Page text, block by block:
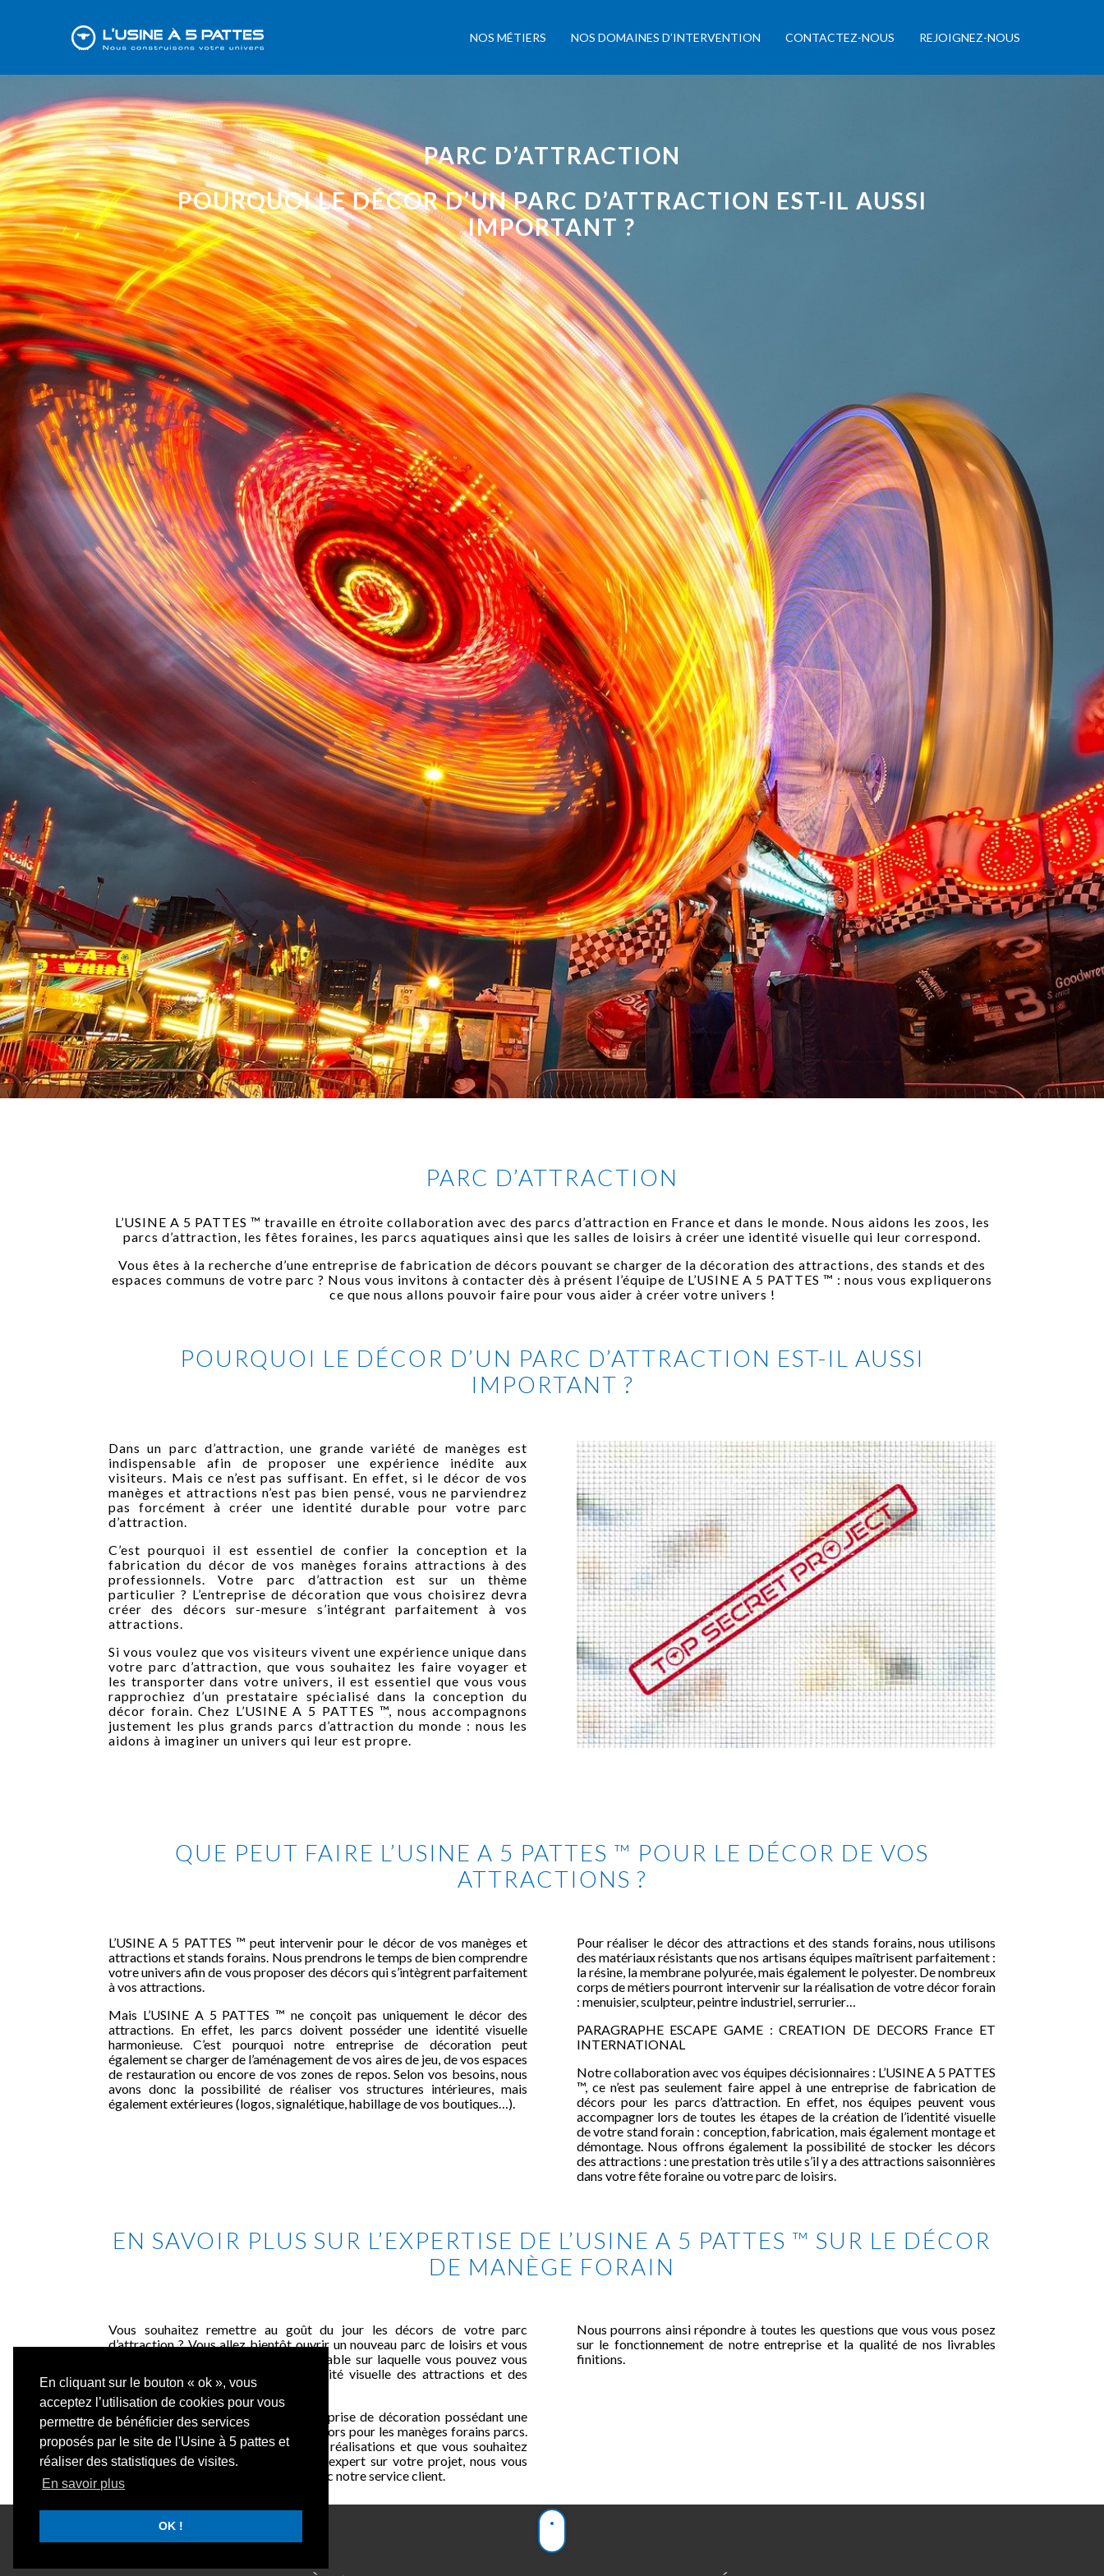
En cliquant sur le bouton « ok », vous
acceptez l’utilisation de cookies pour vous
permettre de bénéficier des services
proposés par le site de l'Usine à 5 pattes et
réaliser des statistiques de visites.
En savoir plus
OK !
NOS MÉTIERS NOS DOMAINES D’INTERVENTION CONTACTEZ-NOUS REJOIGNEZ-NOUS
PARC D’ATTRACTION
POURQUOI LE DÉCOR D’UN PARC D’ATTRACTION EST-IL AUSSI
IMPORTANT ?
PARC D’ATTRACTION
L’USINE A 5 PATTES ™ travaille en étroite collaboration avec des parcs d’attraction en France et dans le monde. Nous aidons les zoos, les
parcs d’attraction, les fêtes foraines, les parcs aquatiques ainsi que les salles de loisirs à créer une identité visuelle qui leur correspond.
Vous êtes à la recherche d’une entreprise de fabrication de décors pouvant se charger de la décoration des attractions, des stands et des
espaces communs de votre parc ? Nous vous invitons à contacter dès à présent l’équipe de L’USINE A 5 PATTES ™ : nous vous expliquerons
ce que nous allons pouvoir faire pour vous aider à créer votre univers !
POURQUOI LE DÉCOR D’UN PARC D’ATTRACTION EST-IL AUSSI
IMPORTANT ?
Dans un parc d’attraction, une grande variété de manèges est
indispensable afin de proposer une expérience inédite aux
visiteurs. Mais ce n’est pas suffisant. En effet, si le décor de vos
manèges et attractions n’est pas bien pensé, vous ne parviendrez
pas forcément à créer une identité durable pour votre parc
d’attraction.
C’est pourquoi il est essentiel de confier la conception et la
fabrication du décor de vos manèges forains attractions à des
professionnels. Votre parc d’attraction est sur un thème
particulier ? L’entreprise de décoration que vous choisirez devra
créer des décors sur-mesure s’intégrant parfaitement à vos
attractions.
Si vous voulez que vos visiteurs vivent une expérience unique dans
votre parc d’attraction, que vous souhaitez les faire voyager et
les transporter dans votre univers, il est essentiel que vous vous
rapprochiez d’un prestataire spécialisé dans la conception du
décor forain. Chez L’USINE A 5 PATTES ™, nous accompagnons
justement les plus grands parcs d’attraction du monde : nous les
aidons à imaginer un univers qui leur est propre.
QUE PEUT FAIRE L’USINE A 5 PATTES ™ POUR LE DÉCOR DE VOS
ATTRACTIONS ?
L’USINE A 5 PATTES ™ peut intervenir pour le décor de vos manèges et
attractions et stands forains. Nous prendrons le temps de bien comprendre
votre univers afin de vous proposer des décors qui s’intègrent parfaitement
à vos attractions.
Mais L’USINE A 5 PATTES ™ ne conçoit pas uniquement le décor des
attractions. En effet, les parcs doivent posséder une identité visuelle
harmonieuse. C’est pourquoi notre entreprise de décoration peut
également se charger de l’aménagement de vos aires de jeu, de vos espaces
de restauration ou encore de vos zones de repos. Selon vos besoins, nous
avons donc la possibilité de réaliser vos structures intérieures, mais
également extérieures (logos, signalétique, habillage de vos boutiques…).
Pour réaliser le décor des attractions et des stands forains, nous utilisons
des matériaux résistants que nos artisans équipes maîtrisent parfaitement :
la résine, la membrane polyurée, mais également le polyester. De nombreux
corps de métiers pourront intervenir sur la réalisation de votre décor forain
: menuisier, sculpteur, peintre industriel, serrurier…
PARAGRAPHE ESCAPE GAME : CREATION DE DECORS France ET
INTERNATIONAL
Notre collaboration avec vos équipes décisionnaires : L’USINE A 5 PATTES
™, ce n’est pas seulement faire appel à une entreprise de fabrication de
décors pour les parcs d’attraction. En effet, nos équipes peuvent vous
accompagner lors de toutes les étapes de la création de l’identité visuelle
de votre stand forain : conception, fabrication, mais également montage et
démontage. Nous offrons également la possibilité de stocker les décors
des attractions : une prestation très utile s’il y a des attractions saisonnières
dans votre fête foraine ou votre parc de loisirs.
EN SAVOIR PLUS SUR L’EXPERTISE DE L’USINE A 5 PATTES ™ SUR LE DÉCOR
DE MANÈGE FORAIN
Vous souhaitez remettre au goût du jour les décors de votre parc
d’attraction ? Vous allez bientôt ouvrir un nouveau parc de loisirs et vous
êtes à la recherche d’une entreprise fiable sur laquelle vous pouvez vous
reposer pour la conception de l’identité visuelle des attractions et des
zones communes ?
L’USINE A 5 PATTES ™ est une entreprise de décoration possédant une
large expertise dans la création de décors pour les manèges forains parcs.
Si vous voulez en savoir plus sur nos réalisations et que vous souhaitez
bénéficier de l’accompagnement d’un expert sur votre projet, nous vous
recommandons de prendre contact avec notre service client.
Nous pourrons ainsi répondre à toutes les questions que vous vous posez
sur le fonctionnement de notre entreprise et la qualité de nos livrables
finitions.